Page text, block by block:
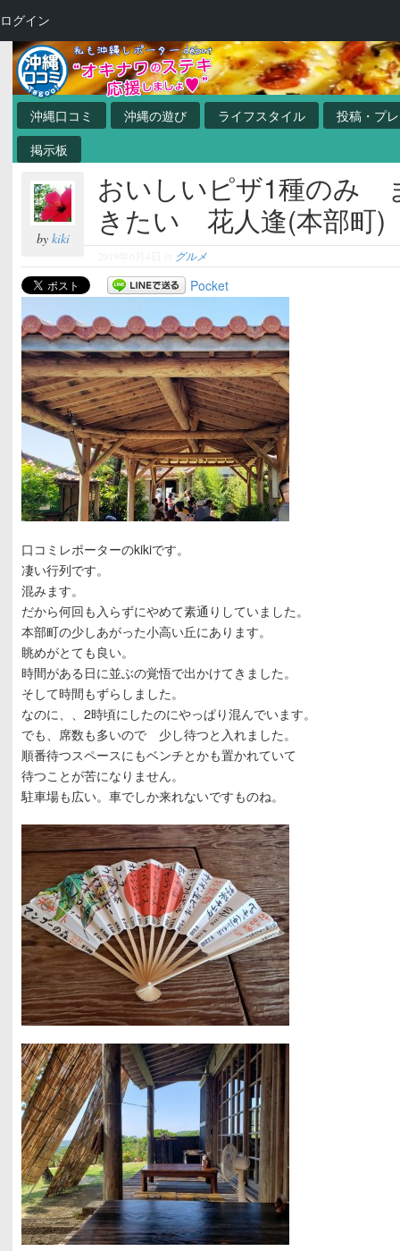
沖縄口コミ 沖縄の遊び ライフスタイル
投稿・プ
掲示板
by kiki
おいしいピザ1種のみ
きたい 花人逢(本部町)
グルメ
Pocket
口コミレポーターのkikiです。
凄い行列です。
混みます。
だから何回も入らずにやめて素通りしていました。
本部町の少しあがった小高い丘にあります。
眺めがとても良い。
時間がある日に並ぶの覚悟で出かけてきました。
そして時間もずらしました。
なのに、、2時頃にしたのにやっぱり混んでいます。
でも、席数も多いので 少し待つと入れました。
順番待つスペースにもベンチとかも置かれていて
待つことが苦になりません。
駐車場も広い。車でしか来れないですものね。
ログイン